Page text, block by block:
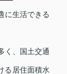
に生活できる
く、国土交通
る居住面積水